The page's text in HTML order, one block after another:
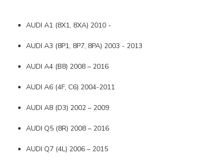
AUDI A1 (8X1, 8XA) 2010 -
AUDI A3 (8P1, 8P7, 8PA) 2003 - 2013
AUDI A4 (B8) 2008 – 2016
AUDI A6 (4F, C6) 2004-2011
AUDI A8 (D3) 2002 – 2009
AUDI Q5 (8R) 2008 – 2016
AUDI Q7 (4L) 2006 – 2015